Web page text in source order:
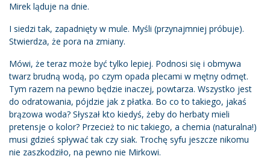
Mirek ląduje na dnie.
I siedzi tak, zapadnięty w mule. Myśli (przynajmniej próbuje).
Stwierdza, że pora na zmiany.
Mówi, że teraz może być tylko lepiej. Podnosi się i obmywa
twarz brudną wodą, po czym opada plecami w mętny odmęt.
Tym razem na pewno będzie inaczej, powtarza. Wszystko jest
do odratowania, pójdzie jak z płatka. Bo co to takiego, jakaś
brązowa woda? Słyszał kto kiedyś, żeby do herbaty mieli
pretensje o kolor? Przecież to nic takiego, a chemia (naturalna!)
musi gdzieś spływać tak czy siak. Trochę syfu jeszcze nikomu
nie zaszkodziło, na pewno nie Mirkowi.